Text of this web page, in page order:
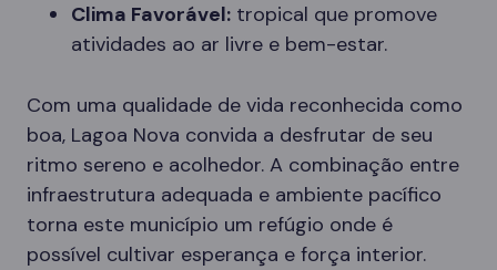
Clima Favorável: tropical que promove
atividades ao ar livre e bem-estar.
Com uma qualidade de vida reconhecida como
boa, Lagoa Nova convida a desfrutar de seu
ritmo sereno e acolhedor. A combinação entre
infraestrutura adequada e ambiente pacífico
torna este município um refúgio onde é
possível cultivar esperança e força interior.